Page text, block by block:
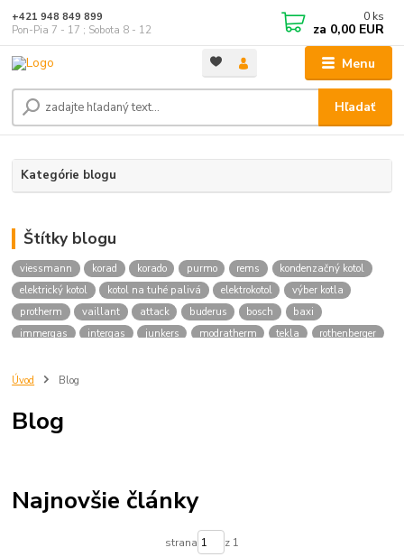
Menu
Hľadať
+421 948 849 899
Pon-Pia 7 - 17 ; Sobota 8 - 12
0 ks
za 0,00 EUR
Kategórie blogu
Štítky blogu
viessmann korad korado purmo rems
kondenzačný kotol
elektrický kotol
kotol na tuhé palivá elektrokotol
výber kotla
protherm
vaillant attack buderus bosch
baxi
immergas
intergas junkers modratherm tekla
rothenberger
trnava
eshop
radiatory lacno
mechanické filtre pre domácnosť
údržba filtra na vodu
chutná pitná voda
zdravie a voda
Úvod Blog
Blog
Najnovšie články
strana z 1